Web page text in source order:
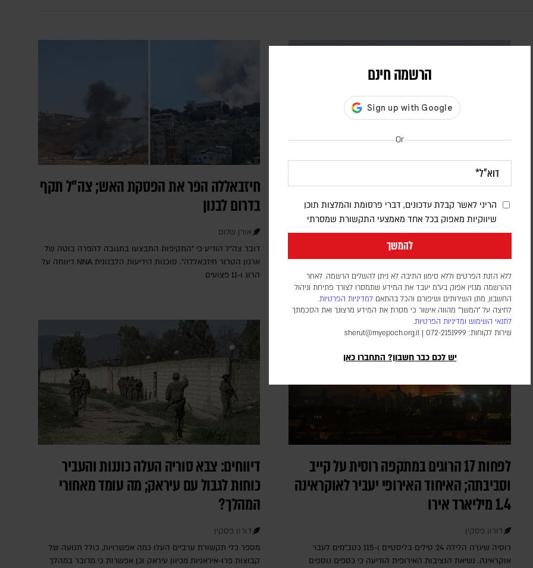
הרשמה חינם
Or
הריני לאשר קבלת עדכונים, דברי פרסומת והמלצות תוכן
שיווקיות מאפוק בכל אחד מאמצעי התקשורת שמסרתי
להמשך
ללא הזנת הפרטים וללא סימון התיבה לא ניתן להשלים הרשמה. לאחר
ההרשמה מגזין אפוק בע״מ יעבד את המידע שתמסרו לצורך פתיחת וניהול
החשבון, מתן השירותים ושיפורם והכל בהתאם למדיניות הפרטיות.
לחיצה על "המשך" מהווה אישור כי מסרת את המידע מרצונך ואת הסכמתך
לתנאי השימוש ומדיניות הפרטיות.
שירות לקוחות: 072-2151999 |
sherut@myepoch.org.il
יש לכם כבר חשבון? התחברו כאן
איראן: ההבנות עם עומאן על נתיב שיט חדש
קרובות לסיכום – אך לא בטוח שהמצר ייפתח
דורון פסקין
סגן שר החוץ האיראני אמר כי ההבנות כוללות את מפת נתיבי
הכניסה והיציאה למצר, הקמת מרכז תיאום משותף לאיראן ולעומאן
וקבלת מידע מכלי שיט שירצו לעבור במצר
חיזבאללה הפר את הפסקת האש; צה"ל תקף
בדרום לבנון
אורן שלום
דובר צה"ל הודיע כי "התקיפות התבצעו בתגובה להפרה בוטה של
ארגון הטרור חיזבאללה". סוכנות הידיעות הלבנונית NNA דיווחה על
הרוג ו-11 פצועים
לפחות 17 הרוגים במתקפה רוסית על קייב
וסביבתה; האיחוד האירופי יעביר לאוקראינה
1.4 מיליארד אירו
דורון פסקין
רוסיה שיגרה הלילה 24 טילים בליסטיים ו-115 כטב"מים לעבר
אוקראינה. נשיאת הנציבות האירופית הודיעה כי כספים נוספים
דיווחים: צבא סוריה העלה כוננות והעביר
כוחות לגבול עם עיראק; מה עומד מאחורי
המהלך?
דורון פסקין
מספר כלי תקשורת ערביים העלו כמה אפשרויות, כולל תנועה של
קבוצות פרו-איראניות מכיוון עיראק וכן אפשרות כי מדובר במהלך